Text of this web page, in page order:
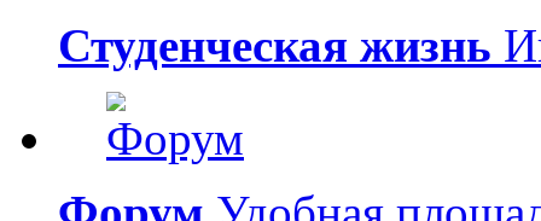
Студенческая жизнь